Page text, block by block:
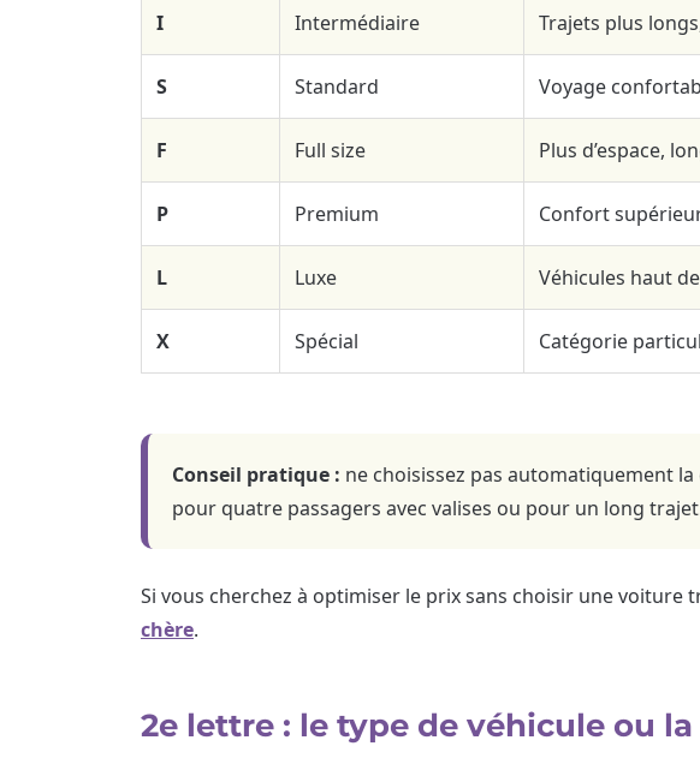
I Intermédiaire Trajets plus
S Standard Voyage
F Full size Plus d’espace,
P Premium Confort
L Luxe Véhicules haut
X Spécial Catégorie
Conseil pratique : ne choisissez pas automatiquement
pour quatre passagers avec valises ou pour un long
Si vous cherchez à optimiser le prix sans choisir une
chère.
2e lettre : le type de véhicule ou